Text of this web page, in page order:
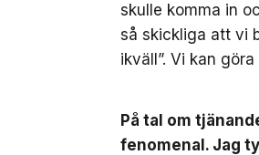
skulle komma in
så skickliga att vi
ikväll”. Vi kan
På tal om
fenomenal. Jag